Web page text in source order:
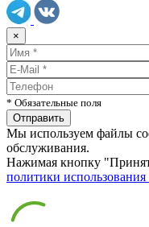
×
* Обязательные поля
Мы используем файлы
обслуживания.
Нажимая кнопку
политики